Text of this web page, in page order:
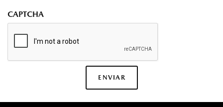
CAPTCHA
ENVIAR